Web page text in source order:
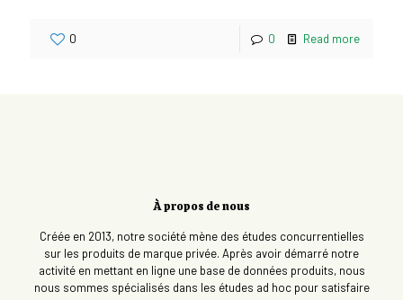
0 0 Read more
À propos de nous
Créée en 2013, notre société mène des études concurrentielles
sur les produits de marque privée. Après avoir démarré notre
activité en mettant en ligne une base de données produits, nous
nous sommes spécialisés dans les études ad hoc pour satisfaire